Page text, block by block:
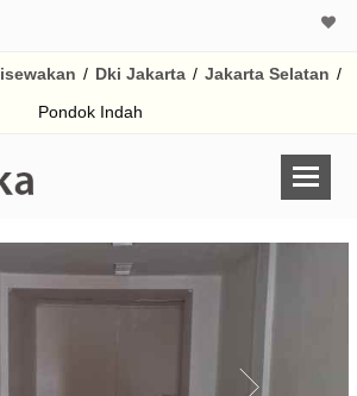
/ Dki Jakarta / Jakarta Selatan /
Pondok Indah